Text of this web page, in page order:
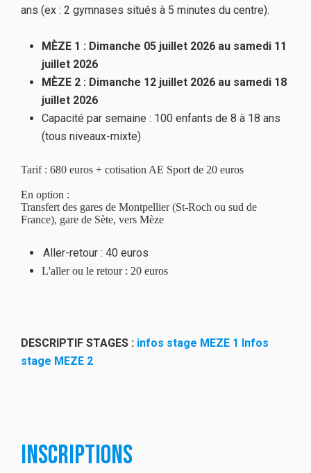
ans (ex : 2 gymnases situés à 5 minutes du centre).
MÈZE 1 : Dimanche 05 juillet 2026 au samedi 11
juillet 2026
MÈZE 2 : Dimanche 12 juillet 2026 au samedi 18
juillet 2026
Capacité par semaine : 100 enfants de 8 à 18 ans
(tous niveaux-mixte)
Tarif : 680 euros + cotisation AE Sport de 20 euros
En option :
Transfert des gares de Montpellier (St-Roch ou sud de
France), gare de Sète, vers Mèze
Aller-retour : 40 euros
L'aller ou le retour : 20 euros
DESCRIPTIF STAGES : infos stage MEZE 1
Infos
stage MEZE 2
INSCRIPTIONS